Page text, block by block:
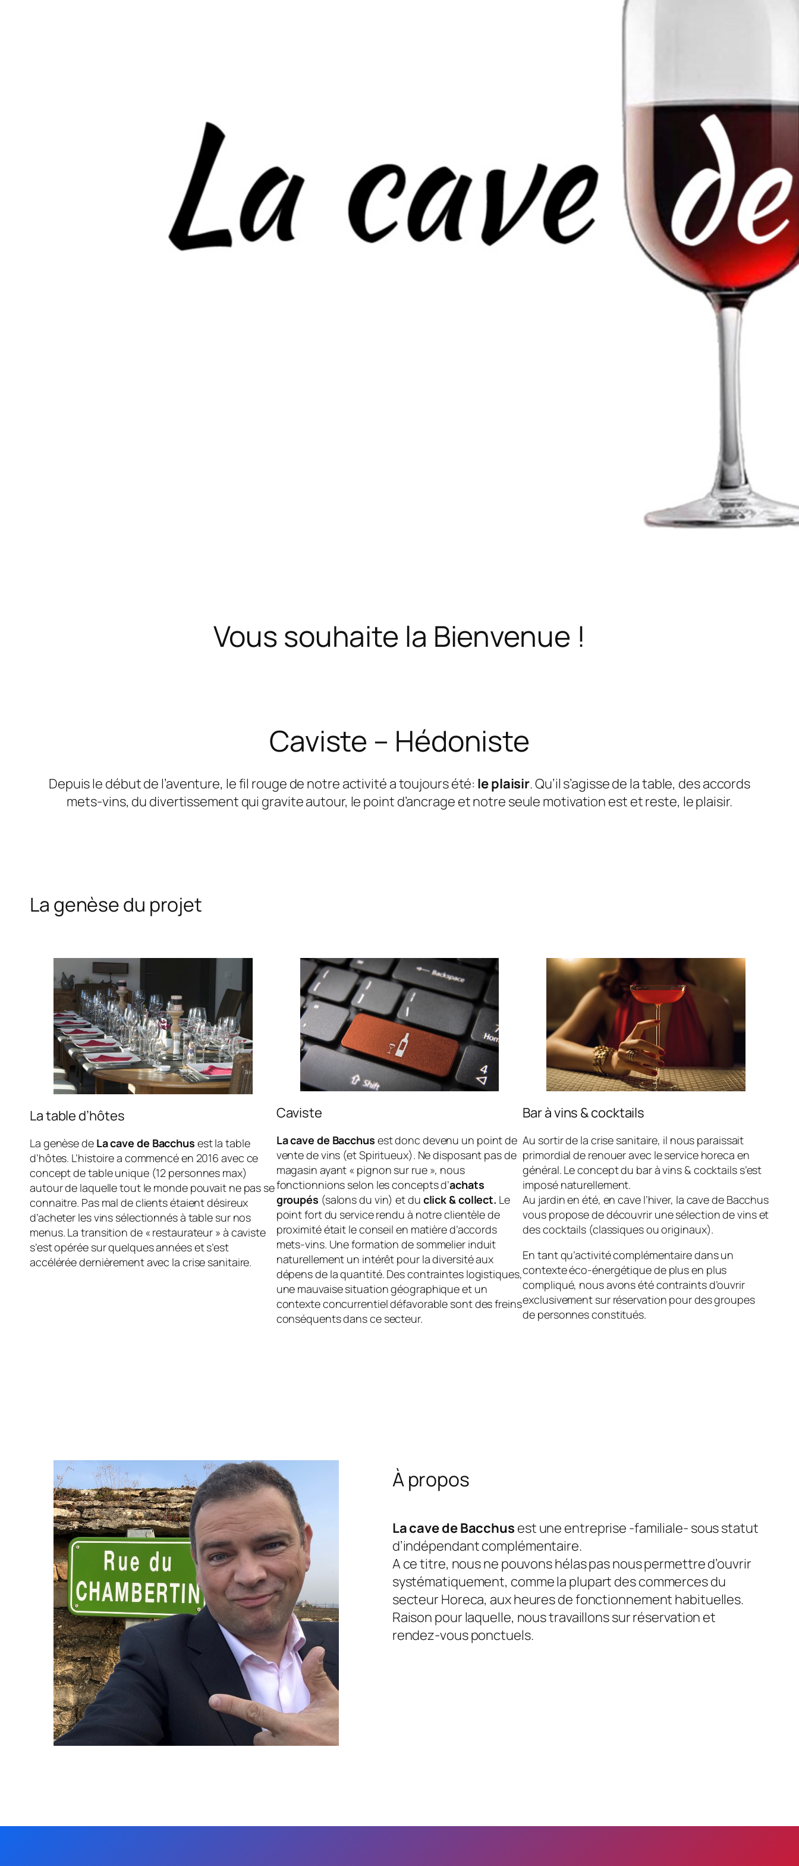
Vous souhaite la Bienvenue !
Caviste – Hédoniste
Depuis le début de l’aventure, le fil rouge de notre activité a toujours été: le plaisir. Qu’il s’agisse de la table, des accords
mets-vins, du divertissement qui gravite autour, le point d’ancrage et notre seule motivation est et reste, le plaisir.
La genèse du projet
La table d’hôtes
La genèse de La cave de Bacchus est la table
d’hôtes. L’histoire a commencé en 2016 avec ce
concept de table unique (12 personnes max)
autour de laquelle tout le monde pouvait ne pas se
connaitre. Pas mal de clients étaient désireux
d’acheter les vins sélectionnés à table sur nos
menus. La transition de « restaurateur » à caviste
s’est opérée sur quelques années et s’est
accélérée dernièrement avec la crise sanitaire.
Caviste
La cave de Bacchus est donc devenu un point de
vente de vins (et Spiritueux). Ne disposant pas de
magasin ayant « pignon sur rue », nous
fonctionnions selon les concepts d’achats
groupés (salons du vin) et du click & collect. Le
point fort du service rendu à notre clientèle de
proximité était le conseil en matière d’accords
mets-vins. Une formation de sommelier induit
naturellement un intérêt pour la diversité aux
dépens de la quantité. Des contraintes logistiques,
une mauvaise situation géographique et un
contexte concurrentiel défavorable sont des freins
conséquents dans ce secteur.
Bar à vins & cocktails
Au sortir de la crise sanitaire, il nous paraissait
primordial de renouer avec le service horeca en
général. Le concept du bar à vins & cocktails s’est
imposé naturellement.
Au jardin en été, en cave l’hiver, la cave de Bacchus
vous propose de découvrir une sélection de vins et
des cocktails (classiques ou originaux).
En tant qu’activité complémentaire dans un
contexte éco-énergétique de plus en plus
compliqué, nous avons été contraints d’ouvrir
exclusivement sur réservation pour des groupes
de personnes constitués.
À propos
La cave de Bacchus est une entreprise -familiale- sous statut
d’indépendant complémentaire.
A ce titre, nous ne pouvons hélas pas nous permettre d’ouvrir
systématiquement, comme la plupart des commerces du
secteur Horeca, aux heures de fonctionnement habituelles.
Raison pour laquelle, nous travaillons sur réservation et
rendez-vous ponctuels.